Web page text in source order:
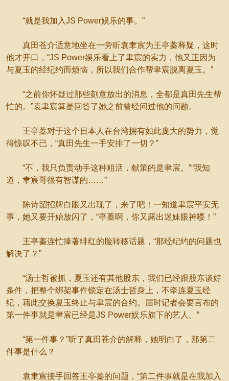
“就是我加入JS Power娱乐的事。”
真田苍介适意地坐在一旁听袁聿宸为王亭蓁释疑，这时
他才开口，“JS Power娱乐看上了聿宸的实力，他又正因为
与夏玉的经纪约而烦恼，所以我们合作帮聿宸脱离夏玉。”
“之前你怀疑过那些刻意放出的消息，全都是真田先生帮
忙的。”袁聿宸算是回答了她之前曾经问过他的问题。
王亭蓁对于这个日本人在台湾拥有如此庞大的势力，觉
得惊叹不已，“真田先生一手安排了一切？”
“不，我只负责动手这种粗活，献策的是聿宸。”“我知
道，聿宸哥很有智谋的……”
陈诗韶招牌白眼又出现了，来了吧！一知道聿宸平安无
事，她又要开始放闪了，“亭蓁啊，你又露出迷妹眼神喽！”
王亭蓁连忙捧著绯红的脸转移话题，“那经纪约的问题也
解决了？”
“汤士哲被抓，夏玉还有其他股东，我们已经跟股东谈好
条件，把整个绑架事件锁定在汤士哲身上，不牵连夏玉经
纪，藉此交换夏玉终止与聿宸的合约。届时记者会要言布的
第一件事就是聿宸已经是JS Power娱乐旗下的艺人。”
“第一件事？”听了真田苍介的解释，她明白了，那第二
件事是什么？
袁聿宸接手回答王亭蓁的问题，“第二件事就是在我加入